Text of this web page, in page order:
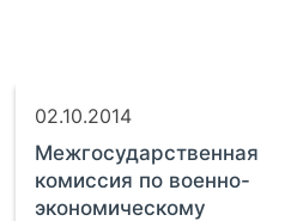
02.10.2014
Межгосударственная
комиссия по военно-
экономическому